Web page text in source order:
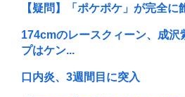
【疑問】「ポケポケ」が完全
174cmのレースクィーン、成沢
プはケン...
口内炎、3週間目に突入